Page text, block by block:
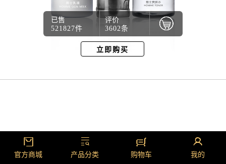
已售
521827件
评价
3602条
立即购买
官方商城 产品分类 购物车 我的